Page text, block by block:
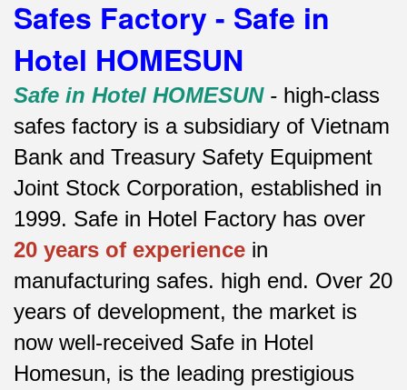
Safes Factory - Safe in
Hotel HOMESUN
Safe in Hotel HOMESUN- high-class
safes factory is a subsidiary of Vietnam
Bank and Treasury Safety Equipment
Joint Stock Corporation, established in
1999. Safe in Hotel Factory has over
20 years of experience in
manufacturing safes. high end. Over 20
years of development, the market is
now well-received Safe in Hotel
Homesun, is the leading prestigious